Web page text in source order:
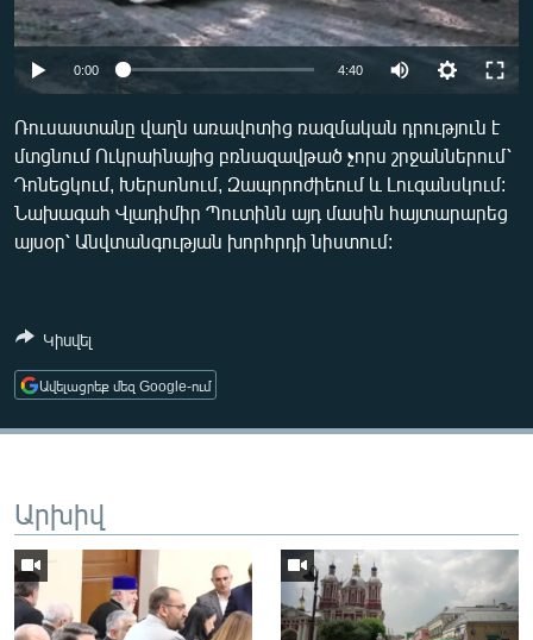
ՄԻՋԱԶԳԱՅԻՆ
ՄՇԱԿՈՒՅԹ
ՄԵԿՆԱԲԱՆՈՒԹՅՈՒՆ
ՏՏ ԵՒ ԻՆՏԵՐՆԵՏ
ԿՈՐՈՆԱՎԻՐՈՒՍ
ՁԳՏԵԼՈՎ ԼԱՎԱԳՈՒՅՆԻՆ
Հայերեն
English
Русский
Auto 240p 360p 480p
0:00 4:40
360p
480p
Ռուսաստանը վաղն առավոտից ռազմական դրություն է
մտցնում Ուկրաինայից բռնազավթած չորս շրջաններում՝
Դոնեցկում, Խերսոնում, Զապորոժիեում և Լուգանսկում:
Նախագահ Վլադիմիր Պուտինն այդ մասին հայտարարեց
այսօր՝ Անվտանգության խորհրդի նիստում:
Կիսվել
Ավելացրեք մեզ Google-ում
Արխիվ